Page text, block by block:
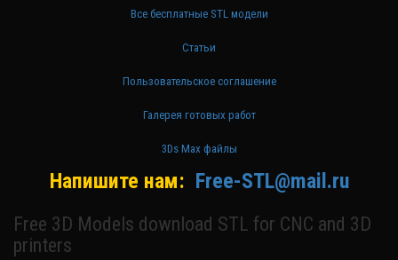
Все бесплатные STL модели
Статьи
Пользовательское соглашение
Галерея готовых работ
3Ds Max файлы
Напишите нам: Free-STL@mail.ru
Free 3D Models download STL for CNC and 3D
printers